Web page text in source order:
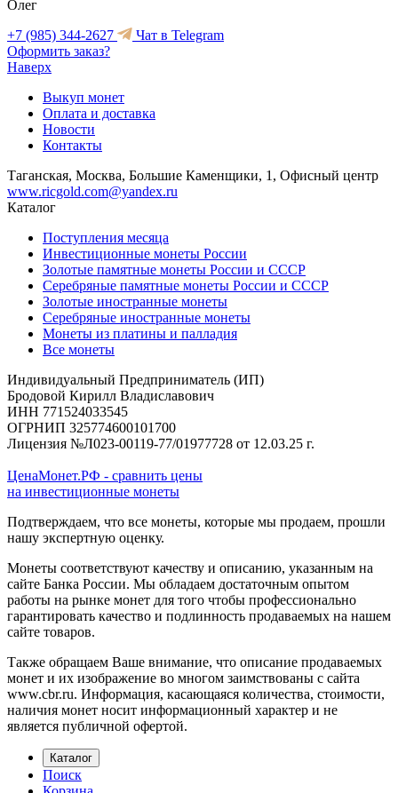
Олег
+7 (985) 344-2627
Чат в Telegram
Оформить заказ?
Наверх
Выкуп монет
Оплата и доставка
Новости
Контакты
Таганская, Москва, Большие Каменщики, 1, Офисный центр
www.ricgold.com@yandex.ru
Каталог
Поступления месяца
Инвестиционные монеты России
Золотые памятные монеты России и СССР
Серебряные памятные монеты России и СССР
Золотые иностранные монеты
Серебряные иностранные монеты
Монеты из платины и палладия
Все монеты
Индивидуальный Предприниматель (ИП)
Бродовой Кирилл Владиславович
ИНН 771524033545
ОГРНИП 325774600101700
Лицензия №Л023-00119-77/01977728 от 12.03.25 г.
ЦенаМонет.РФ - сравнить цены
на инвестиционные монеты
Подтверждаем, что все монеты, которые мы продаем, прошли
нашу экспертную оценку.
Монеты соответствуют качеству и описанию, указанным на
сайте Банка России. Мы обладаем достаточным опытом
работы на рынке монет для того чтобы профессионально
гарантировать качество и подлинность продаваемых на нашем
сайте товаров.
Также обращаем Ваше внимание, что описание продаваемых
монет и их изображение во многом заимствованы с сайта
www.cbr.ru. Информация, касающаяся количества, стоимости,
наличия монет носит информационный характер и не
является публичной офертой.
Каталог
Поиск